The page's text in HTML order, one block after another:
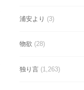
浦安より (3)
物欲 (28)
独り言(1,263)